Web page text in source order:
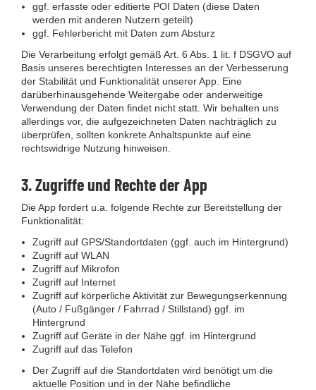
ggf. erfasste oder editierte POI Daten (diese Daten
werden mit anderen Nutzern geteilt)
ggf. Fehlerbericht mit Daten zum Absturz
Die Verarbeitung erfolgt gemäß Art. 6 Abs. 1 lit. f DSGVO auf
Basis unseres berechtigten Interesses an der Verbesserung
der Stabilität und Funktionalität unserer App. Eine
darüberhinausgehende Weitergabe oder anderweitige
Verwendung der Daten findet nicht statt. Wir behalten uns
allerdings vor, die aufgezeichneten Daten nachträglich zu
überprüfen, sollten konkrete Anhaltspunkte auf eine
rechtswidrige Nutzung hinweisen.
3. Zugriffe und Rechte der App
Die App fordert u.a. folgende Rechte zur Bereitstellung der
Funktionalität:
Zugriff auf GPS/Standortdaten (ggf. auch im Hintergrund)
Zugriff auf WLAN
Zugriff auf Mikrofon
Zugriff auf Internet
Zugriff auf körperliche Aktivität zur Bewegungserkennung
(Auto / Fußgänger / Fahrrad / Stillstand) ggf. im
Hintergrund
Zugriff auf Geräte in der Nähe ggf. im Hintergrund
Zugriff auf das Telefon
Der Zugriff auf die Standortdaten wird benötigt um die
aktuelle Position und in der Nähe befindliche